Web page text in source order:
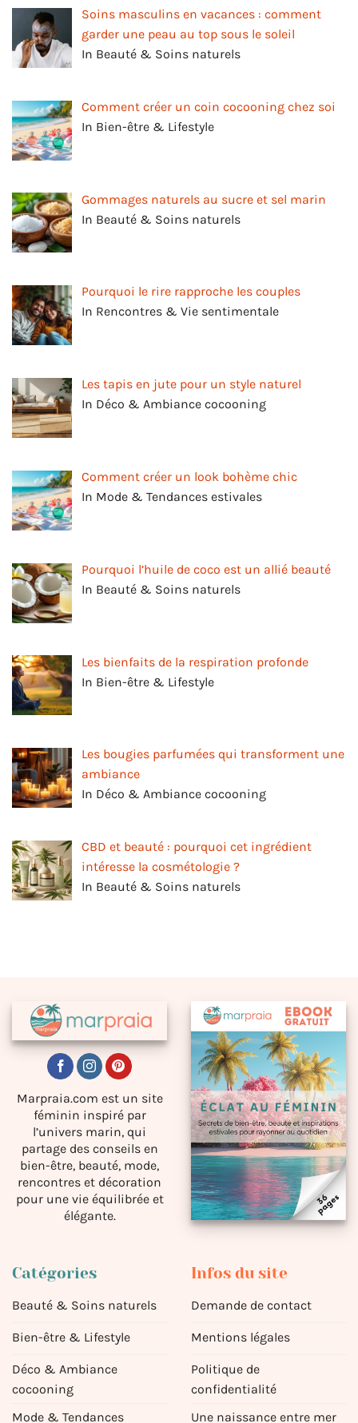
Soins masculins en vacances : comment
garder une peau au top sous le soleil
In Beauté & Soins naturels
Comment créer un coin cocooning chez soi
In Bien-être & Lifestyle
Gommages naturels au sucre et sel marin
In Beauté & Soins naturels
Pourquoi le rire rapproche les couples
In Rencontres & Vie sentimentale
Les tapis en jute pour un style naturel
In Déco & Ambiance cocooning
Comment créer un look bohème chic
In Mode & Tendances estivales
Pourquoi l’huile de coco est un allié beauté
In Beauté & Soins naturels
Les bienfaits de la respiration profonde
In Bien-être & Lifestyle
Les bougies parfumées qui transforment une
ambiance
In Déco & Ambiance cocooning
CBD et beauté : pourquoi cet ingrédient
intéresse la cosmétologie ?
In Beauté & Soins naturels
Marpraia.com est un site
féminin inspiré par
l’univers marin, qui
partage des conseils en
bien-être, beauté, mode,
rencontres et décoration
pour une vie équilibrée et
élégante.
Catégories
Beauté & Soins naturels
Bien-être & Lifestyle
Déco & Ambiance
cocooning
Mode & Tendances
Infos du site
Demande de contact
Mentions légales
Politique de
confidentialité
Une naissance entre mer